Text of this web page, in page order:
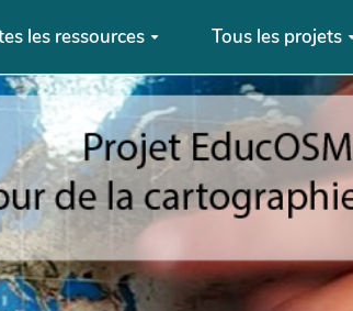
les ressources Tous les projets